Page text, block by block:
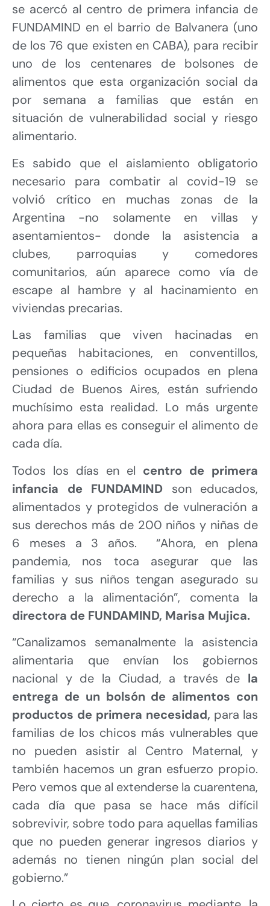
se acercó al centro de primera infancia de
FUNDAMIND en el barrio de Balvanera (uno
de los 76 que existen en CABA), para recibir
uno de los centenares de bolsones de
alimentos que esta organización social da
por semana a familias que están en
situación de vulnerabilidad social y riesgo
alimentario.
Es sabido que el aislamiento obligatorio
necesario para combatir al covid-19 se
volvió crítico en muchas zonas de la
Argentina -no solamente en villas y
asentamientos- donde la asistencia a
clubes, parroquias y comedores
comunitarios, aún aparece como vía de
escape al hambre y al hacinamiento en
viviendas precarias.
Las familias que viven hacinadas en
pequeñas habitaciones, en conventillos,
pensiones o edificios ocupados en plena
Ciudad de Buenos Aires, están sufriendo
muchísimo esta realidad. Lo más urgente
ahora para ellas es conseguir el alimento de
cada día.
Todos los días en el centro de primera
infancia de FUNDAMIND son educados,
alimentados y protegidos de vulneración a
sus derechos más de 200 niños y niñas de
6 meses a 3 años. “Ahora, en plena
pandemia, nos toca asegurar que las
familias y sus niños tengan asegurado su
derecho a la alimentación”, comenta la
directora de FUNDAMIND, Marisa Mujica.
“Canalizamos semanalmente la asistencia
alimentaria que envían los gobiernos
nacional y de la Ciudad, a través de la
entrega de un bolsón de alimentos con
productos de primera necesidad, para las
familias de los chicos más vulnerables que
no pueden asistir al Centro Maternal, y
también hacemos un gran esfuerzo propio.
Pero vemos que al extenderse la cuarentena,
cada día que pasa se hace más difícil
sobrevivir, sobre todo para aquellas familias
que no pueden generar ingresos diarios y
además no tienen ningún plan social del
gobierno.”